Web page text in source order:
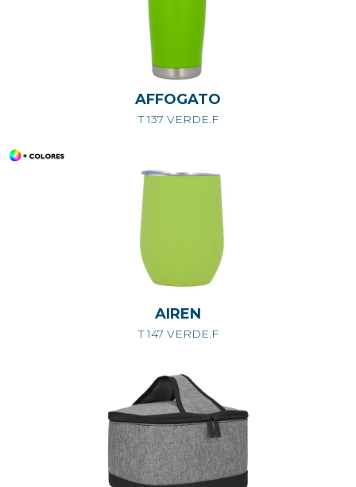
AFFOGATO
T 137 VERDE.F
AIREN
T 147 VERDE.F